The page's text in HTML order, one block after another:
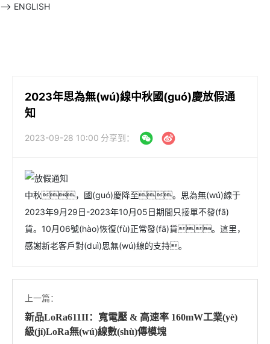
--> ENGLISH
2023年思為無(wú)線中秋國(guó)慶放假通
知
2023-09-28 10:00 分享到：
中秋，國(guó)慶降至。思為無(wú)線于
2023年9月29日-2023年10月05日期間只接單不發(fā)
貨。10月06號(hào)恢復(fù)正常發(fā)貨。這里，
感謝新老客戶對(duì)思無(wú)線的支持。
上一篇：
新品LoRa611II：寬電壓 & 高速率 160mW工業(yè)
級(jí)LoRa無(wú)線數(shù)傳模塊